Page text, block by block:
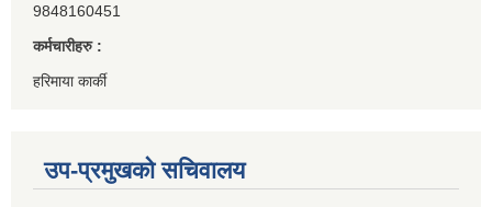
9848160451
कर्मचारीहरु :
हरिमाया कार्की
उप-प्रमुखको सचिवालय